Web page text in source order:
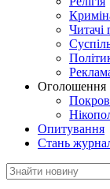
Читачі
Оголошення
Покров
Опитування
Стань